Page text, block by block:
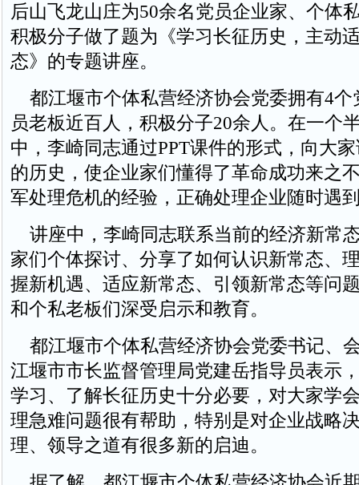
后山飞龙山庄为50余名党员企业家、个体
积极分子做了题为《学习长征历史，主动
态》的专题讲座。
都江堰市个体私营经济协会党委拥有4个
员老板近百人，积极分子20余人。在一个
中，李崎同志通过PPT课件的形式，向大
的历史，使企业家们懂得了革命成功来之
军处理危机的经验，正确处理企业随时遇
讲座中，李崎同志联系当前的经济新常
家们个体探讨、分享了如何认识新常态、
握新机遇、适应新常态、引领新常态等问
和个私老板们深受启示和教育。
都江堰市个体私营经济协会党委书记、
江堰市市长监督管理局党建岳指导员表示
学习、了解长征历史十分必要，对大家学
理急难问题很有帮助，特别是对企业战略
理、领导之道有很多新的启迪。